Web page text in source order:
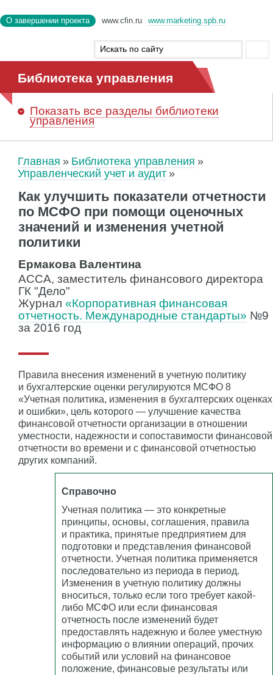
О завершении проекта www.cfin.ru www.marketing.spb.ru
Библиотека управления
Показать все разделы библиотеки
управления
Главная
Библиотека управления
Управленческий учет и аудит
Как улучшить показатели отчетности
по МСФО при помощи оценочных
значений и изменения учетной
политики
Ермакова Валентина
АССА, заместитель финансового директора
ГК "Дело"
Журнал «Корпоративная финансовая
отчетность. Международные стандарты» №9
за 2016 год
Правила внесения изменений в учетную политику
и бухгалтерские оценки регулируются МСФО 8
«Учетная политика, изменения в бухгалтерских оценках
и ошибки», цель которого — улучшение качества
финансовой отчетности организации в отношении
уместности, надежности и сопоставимости финансовой
отчетности во времени и с финансовой отчетностью
других компаний.
Справочно
Учетная политика — это конкретные
принципы, основы, соглашения, правила
и практика, принятые предприятием для
подготовки и представления финансовой
отчетности. Учетная политика применяется
последовательно из периода в период.
Изменения в учетную политику должны
вноситься, только если того требует какой-
либо МСФО или если финансовая
отчетность после изменений будет
предоставлять надежную и более уместную
информацию о влиянии операций, прочих
событий или условий на финансовое
положение, финансовые результаты или